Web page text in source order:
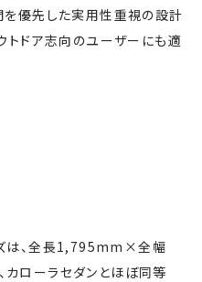
を優先した実用性重視の設計
トドア志向のユーザーにも適
は、全長1,795mm×全幅
ローラセダンとほぼ同等